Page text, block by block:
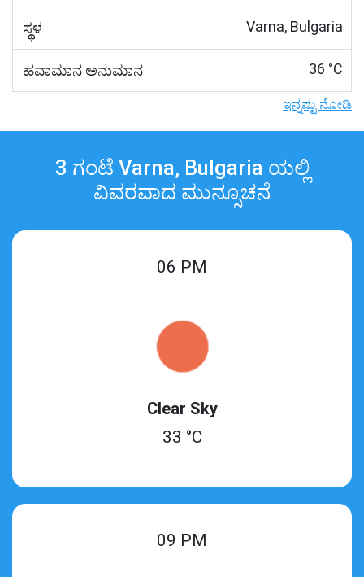
ಸ್ಥಳ Varna, Bulgaria
ಹವಾಮಾನ ಅನುಮಾನ 36 °C
ಇನ್ನಷ್ಟು ನೋಡಿ
3 ಗಂಟೆ Varna, Bulgaria ಯಲ್ಲಿ
ವಿವರವಾದ ಮುನ್ಸೂಚನೆ
06 PM
Clear Sky
33 °C
09 PM